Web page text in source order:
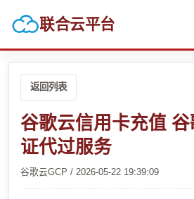
联合云平台
返回列表
谷歌云信用卡充值
证代过服务
谷歌云GCP / 2026-05-22 19:39:09